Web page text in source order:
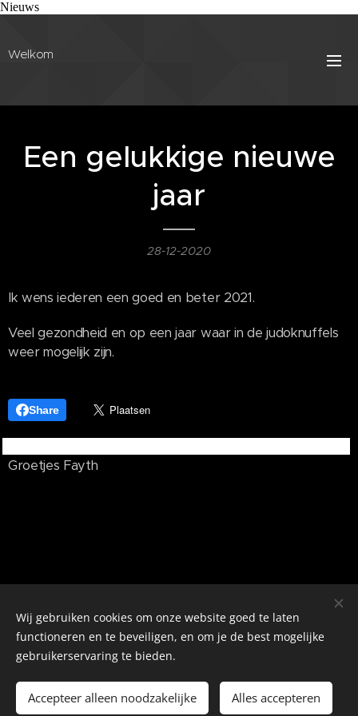
Nieuws
Welkom
Een gelukkige nieuwe
jaar
28-12-2020
Ik wens iederen een goed en beter 2021.
Veel gezondheid en op een jaar waar in de judoknuffels
weer mogelijk zijn.
Share
Groetjes Fayth
Talen
Wij gebruiken cookies om onze website goed te laten
functioneren en te beveiligen, en om je de best mogelijke
gebruikerservaring te bieden.
Accepteer alleen noodzakelijke Alles accepteren